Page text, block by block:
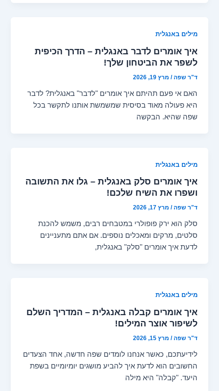
מילים באנגלית
איך אומרים לדבר באנגלית – הדרך הכיפית
לשפר את הביטחון שלך!
ד"ר שפה/ מרץ 19, 2026
האם אי פעם תהיתם איך אומרים "לדבר" באנגלית? לדבר
היא פעולה מאוד בסיסית שמשמשת אותנו לתקשר בכל
שפה שהיא. הבקשה
מילים באנגלית
איך אומרים סלק באנגלית – גלו את התשובה
ושפרו את השיח שלכם!
ד"ר שפה/ מרץ 17, 2026
סלק הוא ירק פופולרי במטבחים רבים, משמש להכנת
סלטים, מרקים ומאכלים נוספים. אם אתם מתעניינים
לדעת איך אומרים "סלק" באנגלית,
מילים באנגלית
איך אומרים קבלה באנגלית – המדריך השלם
לשיפור אוצר המילים!
ד"ר שפה/ מרץ 15, 2026
לידיעתכם, כאשר אנחנו לומדים שפה חדשה, אחד הצעדים
החשובים הוא לדעת איך להביע מושגים יומיומיים בשפת
היעד. "קבלה" היא מילה